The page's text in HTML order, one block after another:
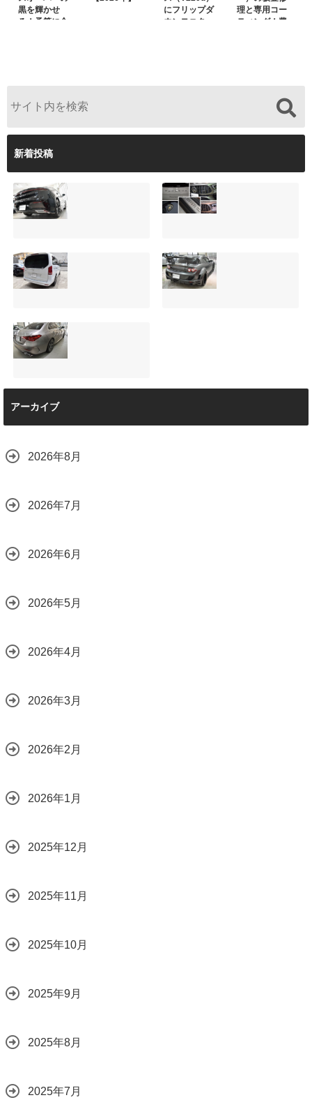
黒を輝かせ
る！予算に合
にフリップダ
ウンモニター
理と専用コー
ティング！費
新着投稿
【施工事例】クラ
ウンクロスオーバ
ーの黒を輝かせ
と車内イルミネー
ション設置
2026.08.08
夏季休暇について
ご案内【2026年】
2026.08.05
サンルーフ付きベ
ンツVクラス
（V220d）にフリ
店で断られた悩み
をプロの技術で解
2026.08.04
は？
【施工事例】メル
セデス・ベンツ
C220d｜3層セラ
取り”「ミックスコ
ート」と弱点克服
2026.07.28
アーカイブ
2026年8月
2026年7月
2026年6月
2026年5月
2026年4月
2026年3月
2026年2月
2026年1月
2025年12月
2025年11月
2025年10月
2025年9月
2025年8月
2025年7月